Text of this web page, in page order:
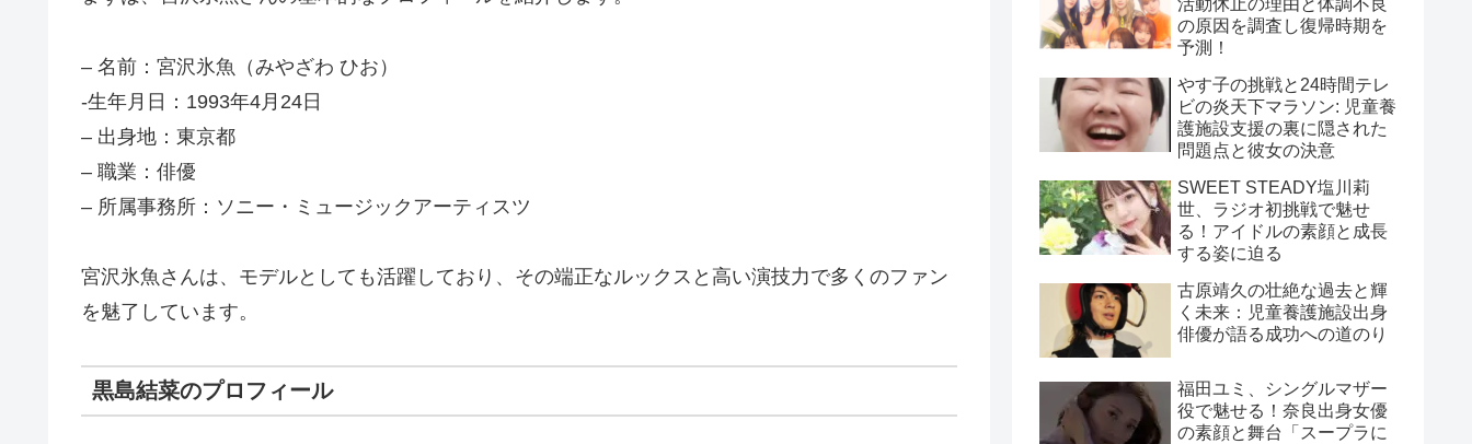
– 名前：宮沢氷魚（みやざわ ひお）
-生年月日：1993年4月24日
– 出身地：東京都
– 職業：俳優
– 所属事務所：ソニー・ミュージックアーティスツ
宮沢氷魚さんは、モデルとしても活躍しており、その端正なルックスと高い演技力で多くのファン
を魅了しています。
黒島結菜のプロフィール
活動休止の理由と体調不良
の原因を調査し復帰時期を
予測！
やす子の挑戦と24時間テレ
ビの炎天下マラソン: 児童養
護施設支援の裏に隠された
問題点と彼女の決意
SWEET STEADY塩川莉
世、ラジオ初挑戦で魅せ
る！アイドルの素顔と成長
する姿に迫る
古原靖久の壮絶な過去と輝
く未来：児童養護施設出身
俳優が語る成功への道のり
福田ユミ、シングルマザー
役で魅せる！奈良出身女優
の素顔と舞台「スープラに